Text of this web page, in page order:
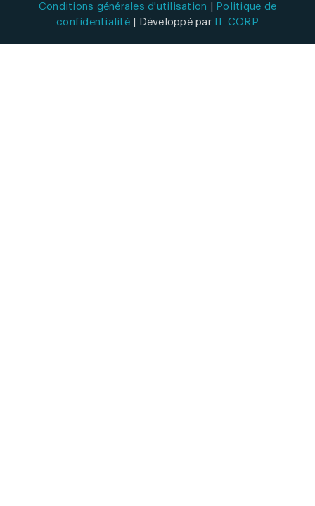
Conditions générales d'utilisation
Politique de
confidentialité
| Développé par IT CORP